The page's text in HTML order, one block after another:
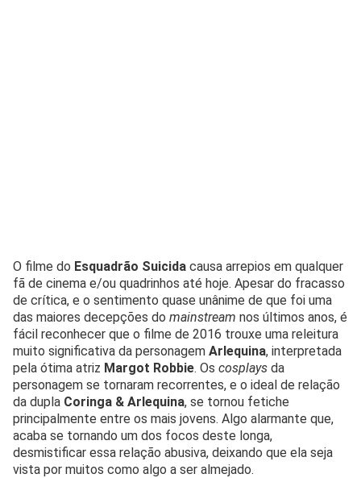
O filme do Esquadrão Suicida causa arrepios em qualquer
fã de cinema e/ou quadrinhos até hoje. Apesar do fracasso
de crítica, e o sentimento quase unânime de que foi uma
das maiores decepções do mainstream nos últimos anos, é
fácil reconhecer que o filme de 2016 trouxe uma releitura
muito significativa da personagem Arlequina, interpretada
pela ótima atriz Margot Robbie. Os cosplays da
personagem se tornaram recorrentes, e o ideal de relação
da dupla Coringa & Arlequina, se tornou fetiche
principalmente entre os mais jovens. Algo alarmante que,
acaba se tornando um dos focos deste longa,
desmistificar essa relação abusiva, deixando que ela seja
vista por muitos como algo a ser almejado.